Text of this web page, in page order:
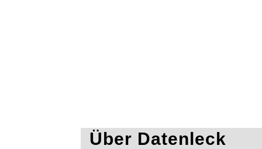
Über Datenleck